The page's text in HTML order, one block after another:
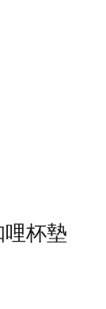
哩杯墊